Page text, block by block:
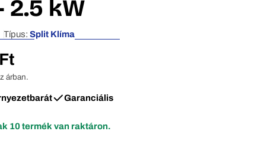
modális mappában
2.5 kW
Típus: Split Klíma
árban.
Garanciális
10termék van raktáron.